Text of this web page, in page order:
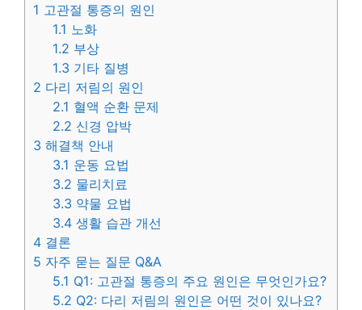
1 고관절 통증의 원인
1.1 노화
1.2 부상
1.3 기타 질병
2 다리 저림의 원인
2.1 혈액 순환 문제
2.2 신경 압박
3 해결책 안내
3.1 운동 요법
3.2 물리치료
3.3 약물 요법
3.4 생활 습관 개선
4 결론
5 자주 묻는 질문 Q&A
5.1 Q1: 고관절 통증의 주요 원인은 무엇인가요?
5.2 Q2: 다리 저림의 원인은 어떤 것이 있나요?